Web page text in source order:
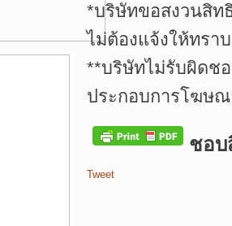
*บริษัทขอสงวนสิท
ไม่ต้องแจ้งให้ทรา
**บริษัทไม่รับผิดช
ประกอบการโฆษ
ชอบ
Tweet